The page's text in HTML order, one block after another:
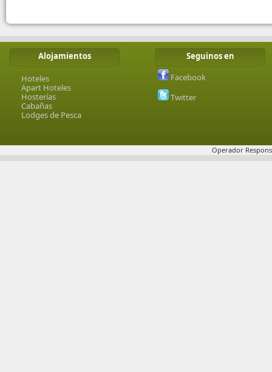
Alojamientos
Hoteles
Apart Hoteles
Hosterías
Cabañas
Lodges de Pesca
Seguinos en
Facebook
Twitter
Operador